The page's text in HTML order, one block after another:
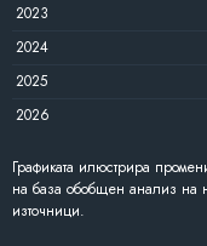
2023
2024
2025
2026
Графиката илюстрира
на база обобщен анализ на
източници.